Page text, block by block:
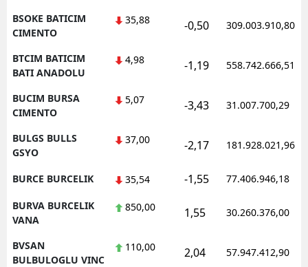
BSOKE BATICIM
CIMENTO
35,88 -0,50 309.003.910,80
BTCIM BATICIM
BATI ANADOLU
4,98 -1,19 558.742.666,51
BUCIM BURSA
CIMENTO
5,07 -3,43 31.007.700,29
BULGS BULLS
GSYO
37,00 -2,17 181.928.021,96
BURCE BURCELIK 35,54 -1,55 77.406.946,18
BURVA BURCELIK
VANA
850,00 1,55 30.260.376,00
BVSAN
BULBULOGLU VINC
110,00 2,04 57.947.412,90